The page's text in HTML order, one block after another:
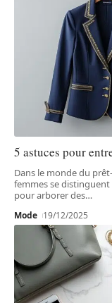
5 astuces pour
Dans le monde du
femmes se distinguent
pour arborer des…
Mode 19/12/2025